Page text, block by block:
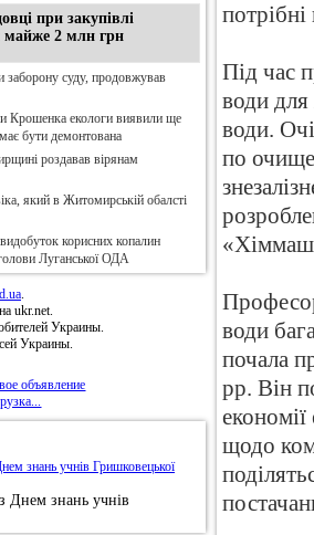
при закупівлі
майже 2 млн грн
суду, продовжував
Крошенка екологи виявили ще
бути демонтована
роздавав вірянам
який в Житомирській обалсті
корисних копалин
Луганської ОДА
.
ukr.net.
Украины.
Украины.
объявление
Днем знань учнів
Під час
води для
води.
по
води
почала
рр. Він
щодо